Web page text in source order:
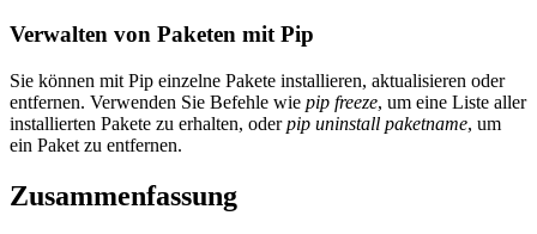
Verwalten von Paketen mit Pip
Sie können mit Pip einzelne Pakete installieren, aktualisieren oder
entfernen. Verwenden Sie Befehle wie pip freeze, um eine Liste aller
installierten Pakete zu erhalten, oderpip uninstall paketname, um
ein Paket zu entfernen.
Zusammenfassung